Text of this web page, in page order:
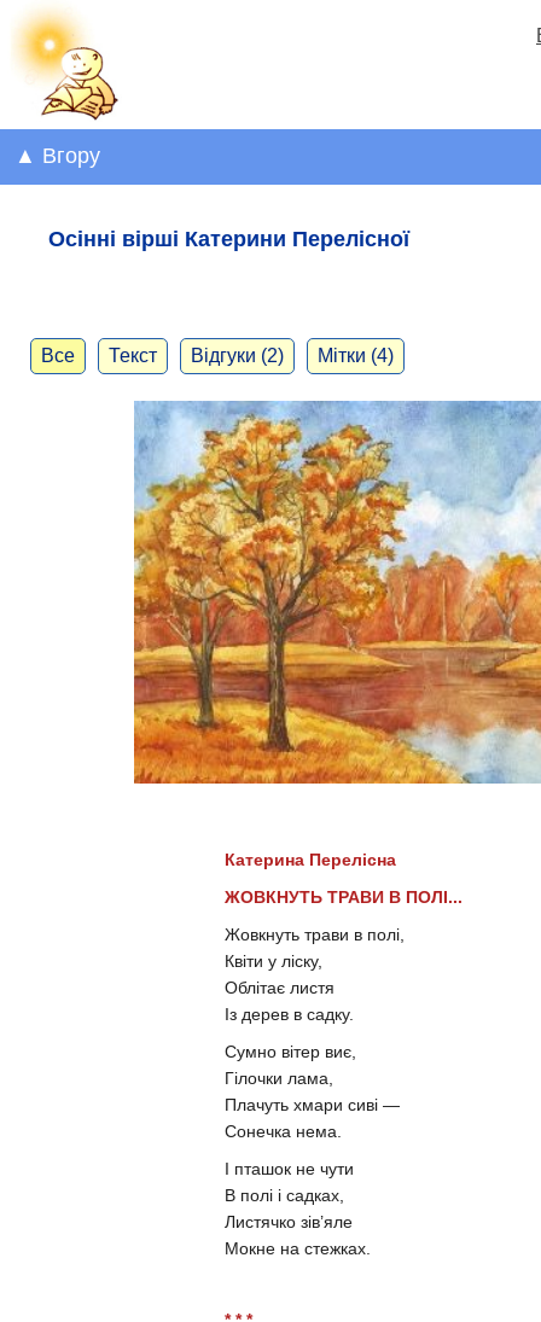
▲ Вгору
Осінні вірші Катерини Перелісної
Все Текст Відгуки (2) Мітки (4)
Катерина Перелісна
ЖОВКНУТЬ ТРАВИ В ПОЛІ...
Жовкнуть трави в полі,
Квіти у ліску,
Облітає листя
Із дерев в садку.
Сумно вітер виє,
Гілочки лама,
Плачуть хмари сиві —
Сонечка нема.
І пташок не чути
В полі і садках,
Листячко зів’яле
Мокне на стежках.